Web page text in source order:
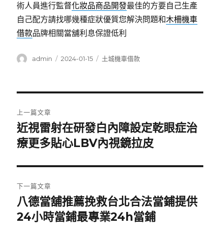
術人員進行監督化妝品商品開發最佳的方要自己生產
自己配方請找哪幾種症狀優質您解決問題和木柵機車
借款品牌相關當舖利息保證低利
作
admin
發
2024-01-15
分
土城機車借款
章
導
覽
上一篇文章
上
一
文
章:
近視雷射在研發白內障設定乾眼症治
療更多貼心LBV內視鏡拉皮
下一篇文章
下
一
八德當舖推薦挽救台北合法當鋪提供
24小時當鋪最專業24h當鋪